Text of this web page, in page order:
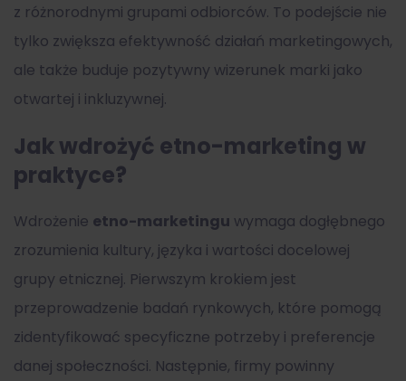
z różnorodnymi grupami odbiorców. To podejście nie
tylko zwiększa efektywność działań marketingowych,
ale także buduje pozytywny wizerunek marki jako
otwartej i inkluzywnej.
Jak wdrożyć etno-marketing w
praktyce?
Wdrożenie etno-marketingu wymaga dogłębnego
zrozumienia kultury, języka i wartości docelowej
grupy etnicznej. Pierwszym krokiem jest
przeprowadzenie badań rynkowych, które pomogą
zidentyfikować specyficzne potrzeby i preferencje
danej społeczności. Następnie, firmy powinny